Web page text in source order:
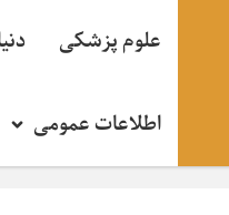
علوم پزشکی
اطلاعات عمومی